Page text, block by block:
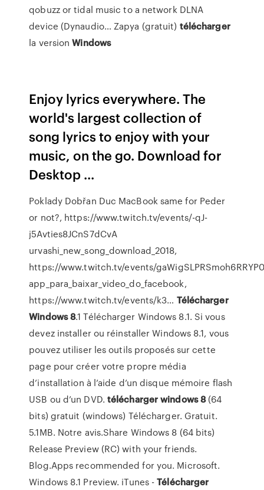
qobuzz or tidal music to a network DLNA
device (Dynaudio… Zapya (gratuit) télécharger
la versionWindows
Enjoy lyrics everywhere. The
world's largest collection of
song lyrics to enjoy with your
music, on the go. Download for
Desktop ...
Poklady Dobřan Duc MacBook same for Peder
or not?, https://www.twitch.tv/events/-qJ-
j5Avties8JCnS7dCvA
urvashi_new_song_download_2018,
https://www.twitch.tv/events/
app_para_baixar_video_do_facebook,
https://www.twitch.tv/events/k3… Télécharger
Windows8.1 Télécharger Windows 8.1. Si vous
devez installer ou réinstaller Windows 8.1, vous
pouvez utiliser les outils proposés sur cette
page pour créer votre propre média
d’installation à l’aide d’un disque mémoire flash
USB ou d’un DVD. téléchargerwindows8(64
bits) gratuit (windows) Télécharger. Gratuit.
5.1MB. Notre avis.Share Windows 8 (64 bits)
Release Preview (RC) with your friends.
Blog.Apps recommended for you. Microsoft.
Windows 8.1 Preview. iTunes -Télécharger